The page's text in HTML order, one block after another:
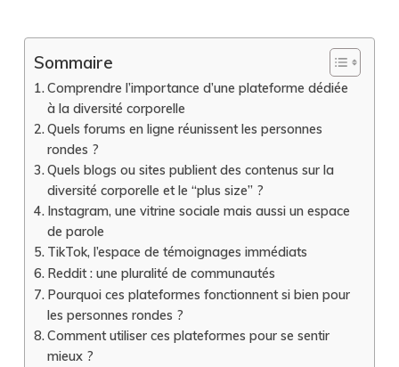
Sommaire
Comprendre l’importance d’une plateforme dédiée
à la diversité corporelle
Quels forums en ligne réunissent les personnes
rondes ?
Quels blogs ou sites publient des contenus sur la
diversité corporelle et le “plus size” ?
Instagram, une vitrine sociale mais aussi un espace
de parole
TikTok, l’espace de témoignages immédiats
Reddit : une pluralité de communautés
Pourquoi ces plateformes fonctionnent si bien pour
les personnes rondes ?
Comment utiliser ces plateformes pour se sentir
mieux ?